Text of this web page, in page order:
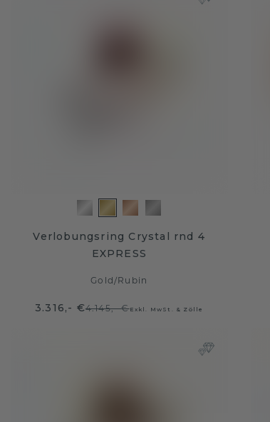
Verlobungsring Crystal rnd 4
EXPRESS
Gold/Rubin
3.316,- €4.145,- €Exkl. MwSt. & Zölle